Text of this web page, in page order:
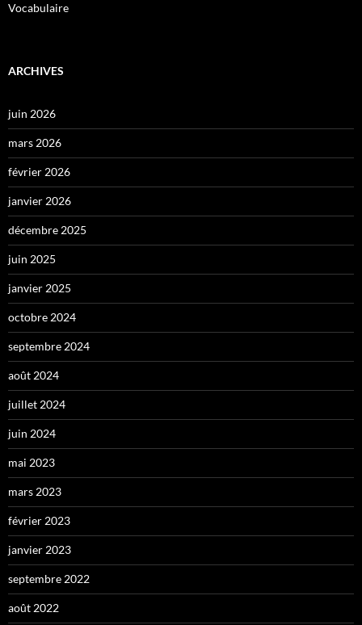
Vocabulaire
ARCHIVES
juin 2026
mars 2026
février 2026
janvier 2026
décembre 2025
juin 2025
janvier 2025
octobre 2024
septembre 2024
août 2024
juillet 2024
juin 2024
mai 2023
mars 2023
février 2023
janvier 2023
septembre 2022
août 2022